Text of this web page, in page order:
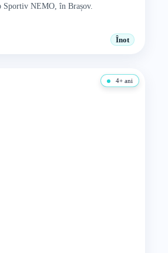
Sportiv NEMO, în Brașov.
Înot
4+ ani